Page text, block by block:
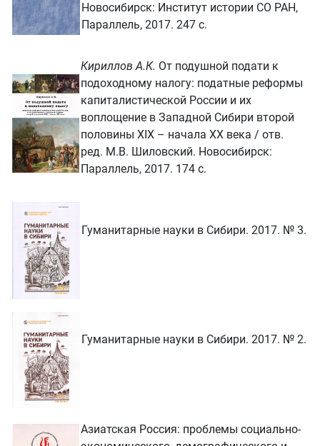
Новосибирск: Институт истории СО РАН,
Параллель, 2017. 247 с.
Кириллов А.К. От подушной подати к
подоходному налогу: податные реформы
капиталистической России и их
воплощение в Западной Сибири второй
половины XIX – начала XX века / отв.
ред. М.В. Шиловский. Новосибирск:
Параллель, 2017. 174 с.
Гуманитарные науки в Сибири. 2017. № 3.
Гуманитарные науки в Сибири. 2017. № 2.
Азиатская Россия: проблемы социально-